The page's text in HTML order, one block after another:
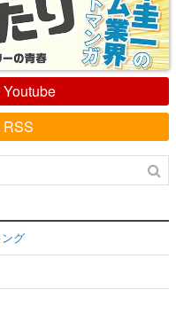
Youtube
RSS
グ